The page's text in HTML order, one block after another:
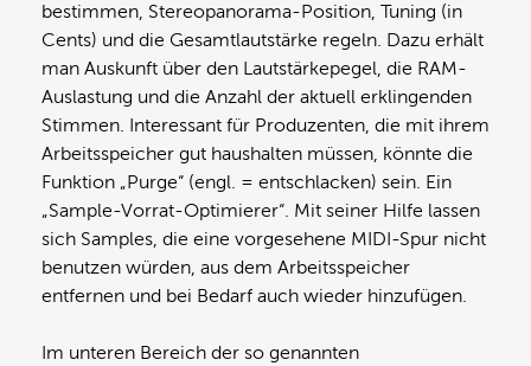
bestimmen, Stereopanorama-Position, Tuning (in
Cents) und die Gesamtlautstärke regeln. Dazu erhält
man Auskunft über den Lautstärkepegel, die RAM-
Auslastung und die Anzahl der aktuell erklingenden
Stimmen. Interessant für Produzenten, die mit ihrem
Arbeitsspeicher gut haushalten müssen, könnte die
Funktion „Purge“ (engl. = entschlacken) sein. Ein
„Sample-Vorrat-Optimierer“. Mit seiner Hilfe lassen
sich Samples, die eine vorgesehene MIDI-Spur nicht
benutzen würden, aus dem Arbeitsspeicher
entfernen und bei Bedarf auch wieder hinzufügen.
Im unteren Bereich der so genannten